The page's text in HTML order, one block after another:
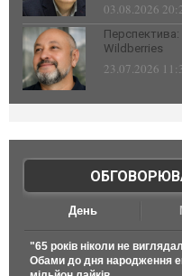
03.08.2026
Перспектива:
Wildberries
23.07.2026
День
"65 років ніколи не
Обами до дня народження